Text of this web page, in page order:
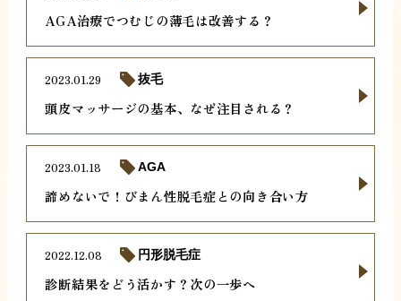
AGA治療でつむじの薄毛は改善する？
頭皮マッサージの基本、なぜ注目される？
2023.01.29 抜毛
諦めないで！びまん性脱毛症との向き合い方
2023.01.18 AGA
診断結果をどう活かす？次の一歩へ
2022.12.08 円形脱毛症